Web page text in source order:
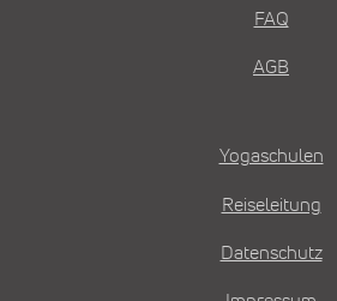
FAQ
AGB
Yogaschulen
Reiseleitung
Datenschutz